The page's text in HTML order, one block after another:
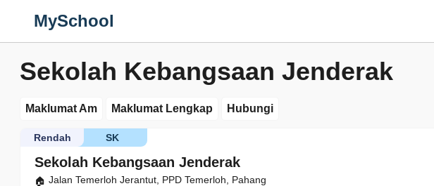
MySchool
Sekolah Kebangsaan Jenderak
Maklumat Am Maklumat Lengkap Hubungi
Sekolah Kebangsaan Jenderak
SK
Rendah
Jalan Temerloh Jerantut, PPD Temerloh, Pahang